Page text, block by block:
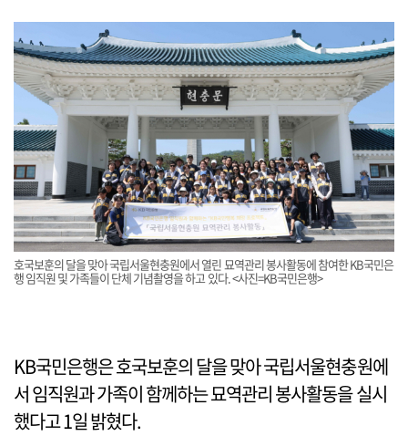
호국보훈의 달을 맞아 국립서울현충원에서 열린 묘역관리 봉사활동에 참여한 KB국민은
행 임직원 및 가족들이 단체 기념촬영을 하고 있다. <사진=KB국민은행>
KB국민은행은 호국보훈의 달을 맞아 국립서울현충원에
서 임직원과 가족이 함께하는 묘역관리 봉사활동을 실시
했다고 1일 밝혔다.